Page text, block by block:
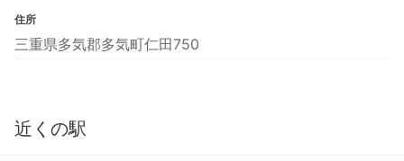
住所
三重県多気郡多気町仁田750
近くの駅